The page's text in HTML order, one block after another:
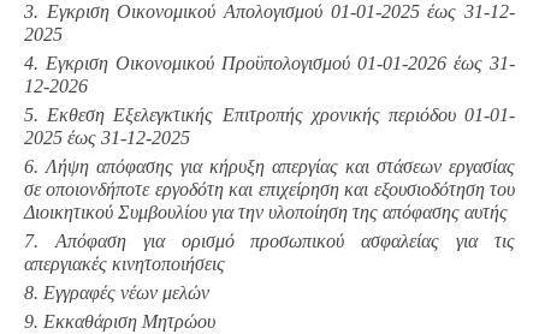
3. Εγκριση Οικονομικού Απολογισμού 01-01-2025 έως 31-12-
2025
4. Εγκριση Οικονομικού Προϋπολογισμού 01-01-2026 έως 31-
12-2026
5. Εκθεση Εξελεγκτικής Επιτροπής χρονικής περιόδου 01-01-
2025 έως 31-12-2025
6. Λήψη απόφασης για κήρυξη απεργίας και στάσεων εργασίας
σε οποιονδήποτε εργοδότη και επιχείρηση και εξουσιοδότηση του
Διοικητικού Συμβουλίου για την υλοποίηση της απόφασης αυτής
7. Απόφαση για ορισμό προσωπικού ασφαλείας για τις
απεργιακές κινητοποιήσεις
8. Εγγραφές νέων μελών
9. Εκκαθάριση Μητρώου